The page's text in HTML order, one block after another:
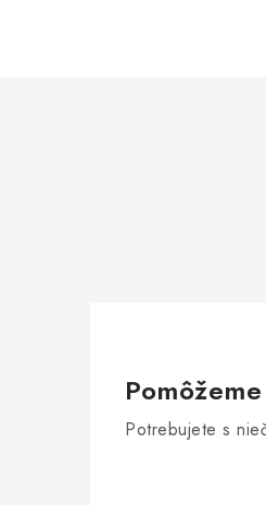
Potrebujete s